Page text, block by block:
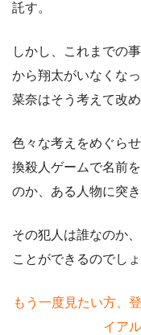
託す。
しかし、これまでの
から翔太がいなくな
菜奈はそう考えて改
色々な考えをめぐら
換殺人ゲームで名前
のか、ある人物に突
その犯人は誰なのか
ことができるのでしょ
もう一度見たい方、
イア